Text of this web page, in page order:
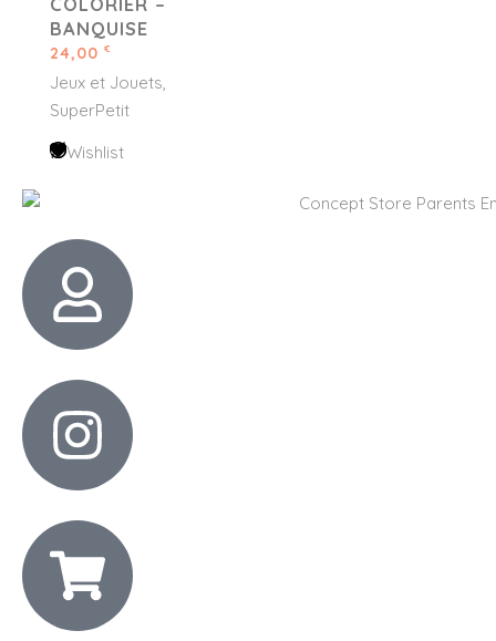
BANQUISE
24,00 €
Jeux et Jouets
SuperPetit
Wishlist